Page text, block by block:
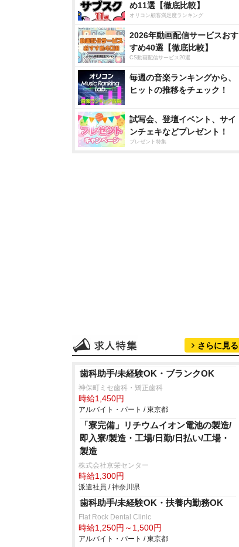
め11選【徹底比較】
オリコン顧客満足度ランキング
2026年動画配信サービスおす
すめ40選【徹底比較】
CS動画配信サービス20選
毎週の音楽ランキングから、
ヒットの推移をチェック！
試写会、登壇イベント、サイ
ンチェキなどプレゼント！
プレゼント特集
さらに見る
歯科助手/未経験OK・ブランクOK
神保町ミセ歯科・矯正歯科
時給1,450円
アルバイト・パート / 東京都
「寮完備」リチウムイオン電池の製造/
即入寮/製造・工場/日勤/日払い/工場・
製造
株式会社京栄センター
時給1,300円
派遣社員 / 神奈川県
歯科助手/未経験OK・扶養内勤務OK
Flat Rock Dental Clinic
時給1,250円～1,500円
アルバイト・パート / 東京都